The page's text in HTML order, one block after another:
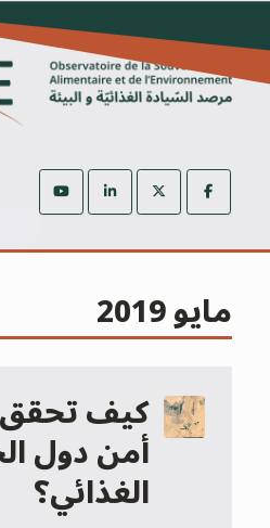
Skip
content
مايو 2019
كيف
أمن دول
الغذائي؟